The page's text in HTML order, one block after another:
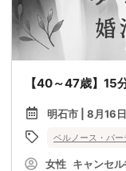
【40～47歳】15
明石市 | 8月16
ベルノース・パ
女性 キャンセ